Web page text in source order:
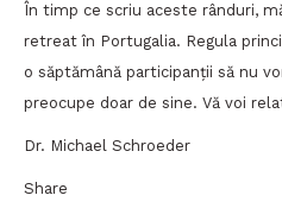
În timp ce scriu aceste rânduri,
retreat în Portugalia. Regula
o săptămână participanții să nu
preocupe doar de sine. Vă voi
Dr. Michael Schroeder
Share